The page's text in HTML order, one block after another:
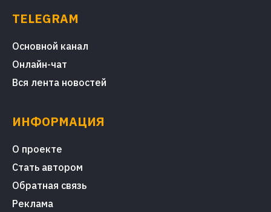
TELEGRAM
Основной канал
Онлайн-чат
Вся лента новостей
ИНФОРМАЦИЯ
О проекте
Стать автором
Обратная связь
Реклама